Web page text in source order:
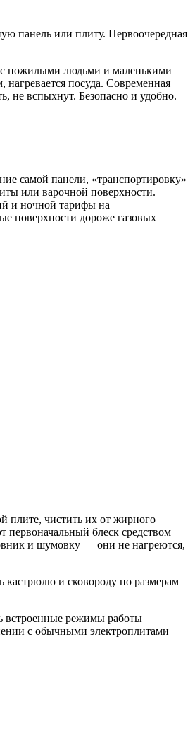
панель или плиту. Первоочередная
с пожилыми людьми и маленькими
посуда. Современная
не вспыхнут. Безопасно и удобно.
самой панели, «транспортировку»
или варочной поверхности.
и ночной тарифы на
поверхности дороже газовых
плите, чистить их от жирного
первоначальный блеск средством
и шумовку — они не нагреются,
и сковороду по размерам
встроенные режимы работы
с обычными электроплитами